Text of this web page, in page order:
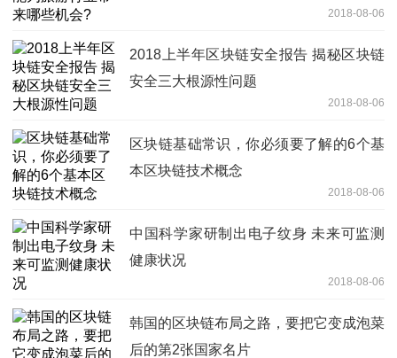
2018-08-06
2018上半年区块链安全报告 揭秘区块链
安全三大根源性问题
2018-08-06
区块链基础常识，你必须要了解的6个基
本区块链技术概念
2018-08-06
中国科学家研制出电子纹身 未来可监测
健康状况
2018-08-06
韩国的区块链布局之路，要把它变成泡菜
后的第2张国家名片